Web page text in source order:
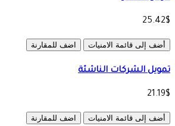
25.42$
أضف إلى قائمة الامنيات اضف للمقارنة
تمويل الشركات الناشئة
21.19$
أضف إلى قائمة الامنيات اضف للمقارنة